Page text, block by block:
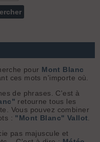
pour Mont Blanc
ces mots n'importe où.
de phrases. C'est à
retourne tous les
Vous pouvez combiner
: "Mont Blanc" Vallot
pas majuscule et